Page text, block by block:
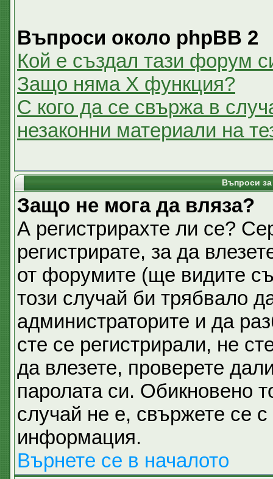
Въпроси около phpBB 2
Кой е създал тази форум
Защо няма X функция?
С кого да се свържа в
незаконни материали на
Въпроси
Защо не мога да вляза?
А регистрирахте ли се?
регистрирате, за да
от форумите (ще видите
този случай би трябвало
администраторите и да
сте се регистрирали, не
да влезете, проверете
паролата си. Обикновено
случай не е, свържете се
информация.
Върнете се в началото